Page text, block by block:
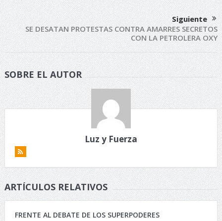
Siguiente
SE DESATAN PROTESTAS CONTRA AMARRES SECRETOS
CON LA PETROLERA OXY
SOBRE EL AUTOR
Luz y Fuerza
ARTÍCULOS RELATIVOS
FRENTE AL DEBATE DE LOS SUPERPODERES